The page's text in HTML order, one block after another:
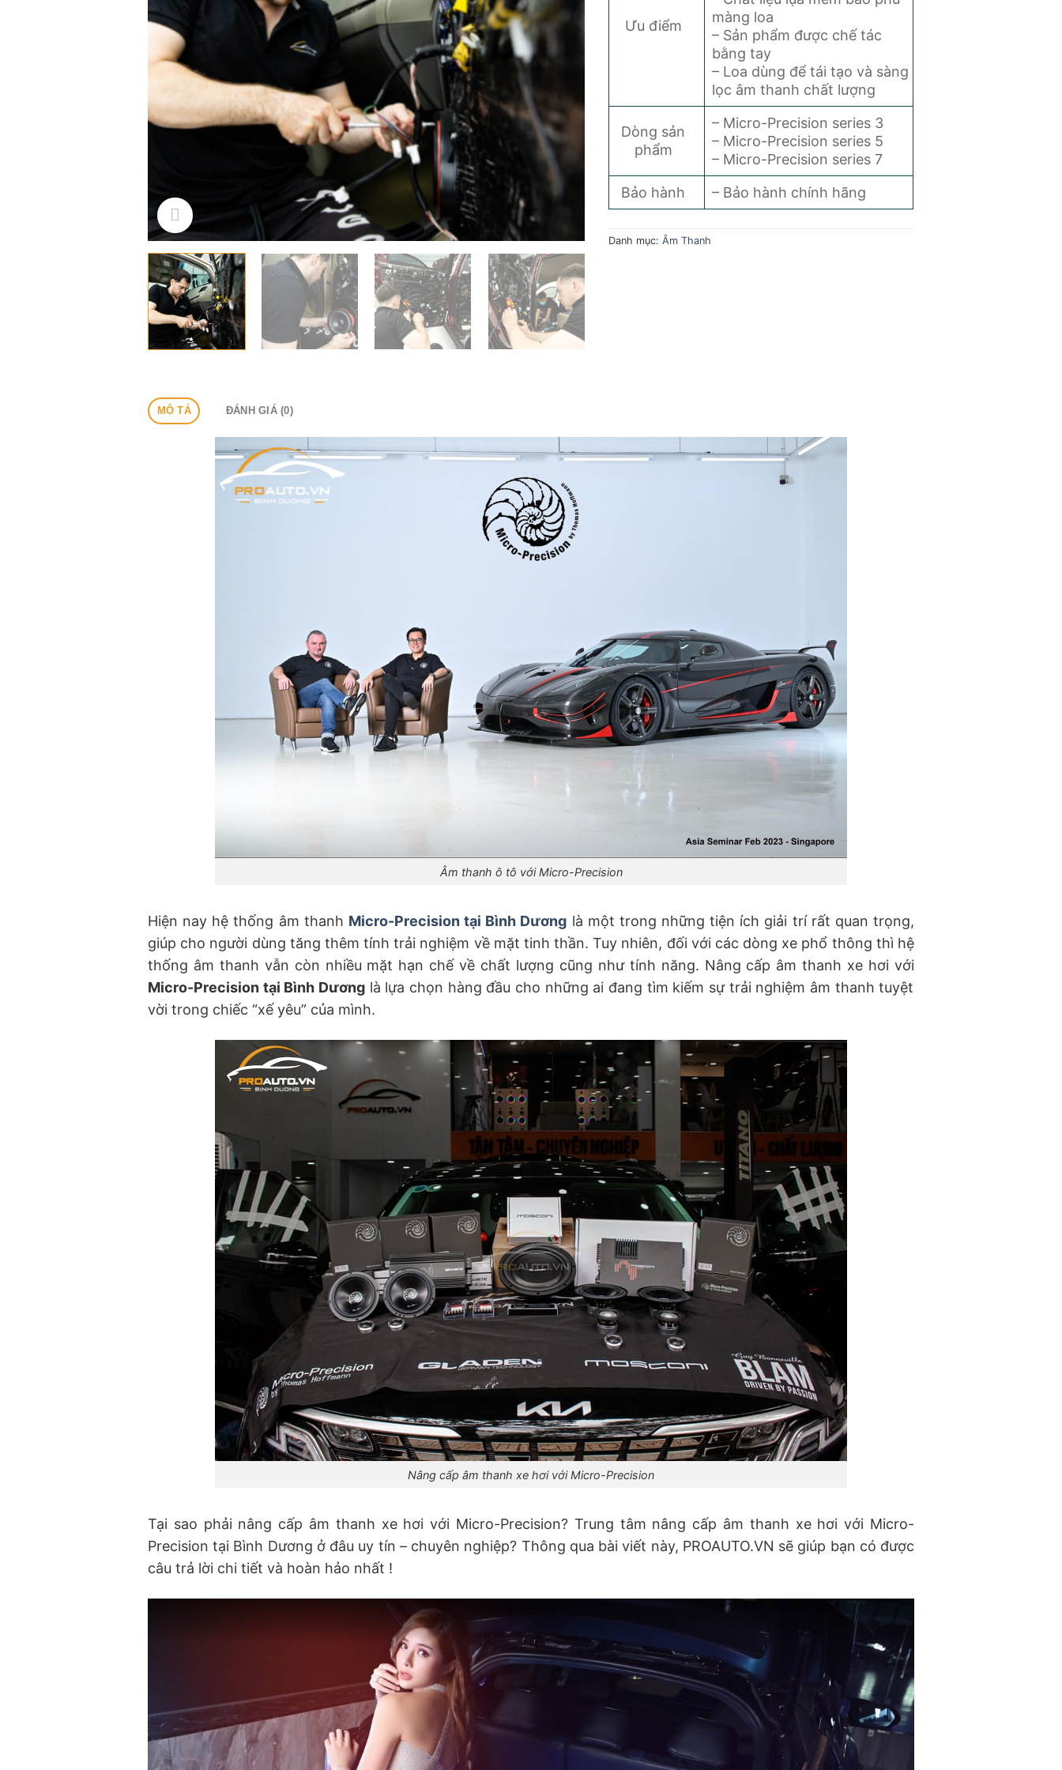
Ưu điểm
màng loa
– Sản phẩm được chế tác
bằng tay
– Loa dùng để tái tạo và sàng
lọc âm thanh chất lượng
Dòng sản
phẩm
– Micro-Precision series 3
– Micro-Precision series 5
– Micro-Precision series 7
Bảo hành
– Bảo hành chính hãng
Danh mục:Âm Thanh
MÔ TẢ ĐÁNH GIÁ (0)
Âm thanh ô tô với Micro-Precision
Hiện nay hệ thống âm thanh Micro-Precision tại Bình Dương là một trong những tiện ích giải trí rất quan trọng,
giúp cho người dùng tăng thêm tính trải nghiệm về mặt tinh thần. Tuy nhiên, đối với các dòng xe phổ thông thì hệ
thống âm thanh vẫn còn nhiều mặt hạn chế về chất lượng cũng như tính năng. Nâng cấp âm thanh xe hơi với
Micro-Precision tại Bình Dương là lựa chọn hàng đầu cho những ai đang tìm kiếm sự trải nghiệm âm thanh tuyệt
vời trong chiếc “xế yêu” của mình.
Nâng cấp âm thanh xe hơi với Micro-Precision
Tại sao phải nâng cấp âm thanh xe hơi với Micro-Precision? Trung tâm nâng cấp âm thanh xe hơi với Micro-
Precision tại Bình Dương ở đâu uy tín – chuyên nghiệp? Thông qua bài viết này, PROAUTO.VN sẽ giúp bạn có được
câu trả lời chi tiết và hoàn hảo nhất !